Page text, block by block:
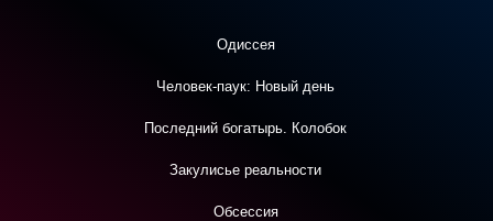
Одиссея
Человек-паук: Новый день
Последний богатырь. Колобок
Закулисье реальности
Обсессия